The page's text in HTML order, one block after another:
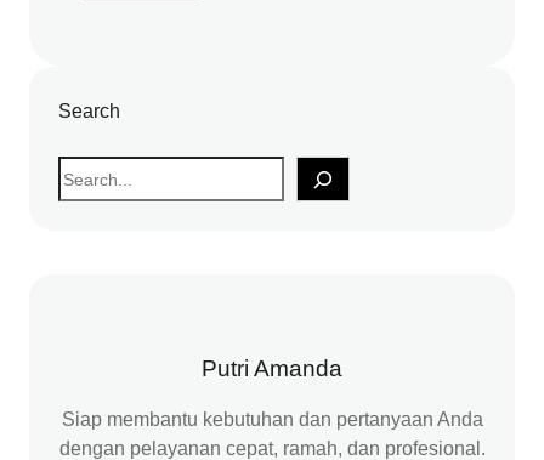
Search
S
e
Putri Amanda
Siap membantu kebutuhan dan pertanyaan Anda
dengan pelayanan cepat, ramah, dan profesional.